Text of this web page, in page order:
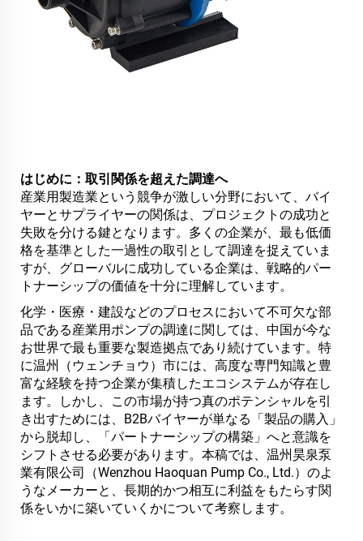
はじめに：取引関係を超えた調達へ
産業用製造業という競争が激しい分野において、バイ
ヤーとサプライヤーの関係は、プロジェクトの成功と
失敗を分ける鍵となります。多くの企業が、最も低価
格を基準とした一過性の取引として調達を捉えていま
すが、グローバルに成功している企業は、戦略的パー
トナーシップの価値を十分に理解しています。
化学・医療・建設などのプロセスにおいて不可欠な部
品である産業用ポンプの調達に関しては、中国が今な
お世界で最も重要な製造拠点であり続けています。特
に温州（ウェンチョウ）市には、高度な専門知識と豊
富な経験を持つ企業が集積したエコシステムが存在し
ます。しかし、この市場が持つ真のポテンシャルを引
き出すためには、B2Bバイヤーが単なる「製品の購入」
から脱却し、「パートナーシップの構築」へと意識を
シフトさせる必要があります。本稿では、温州昊泉泵
業有限公司（Wenzhou Haoquan Pump Co., Ltd.）のよ
うなメーカーと、長期的かつ相互に利益をもたらす関
係をいかに築いていくかについて考察します。